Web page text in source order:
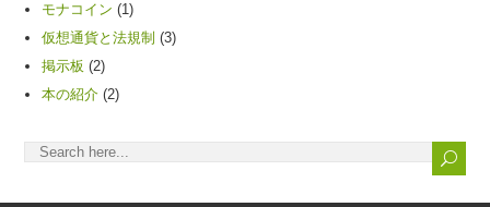
モナコイン (1)
仮想通貨と法規制 (3)
掲示板 (2)
本の紹介 (2)